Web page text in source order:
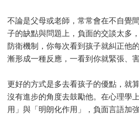
不論是父母或老師，常常會在不自覺
子的缺點與問題上，負面的交談太多
防衛機制，你每次看到孩子就糾正他
漸形成一種反應，一看到你就緊張、
更好的方式是多去看孩子的優點，就
沒有進步的角度去鼓勵他。在心理學
用」與「明朗化作用」，負面言語加